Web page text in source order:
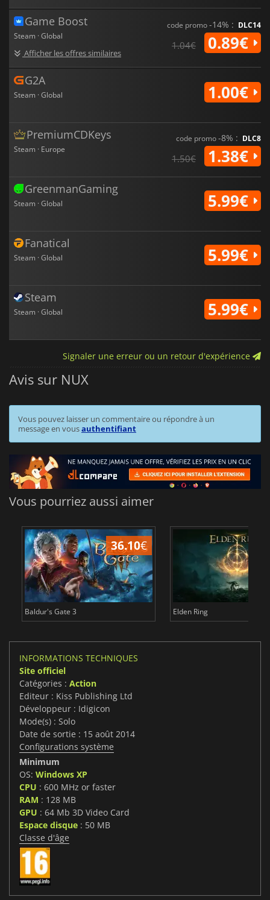
Game Boost
Steam · Global
Afficher les offres similaires
code promo-14% : DLC14
1.04€ 0.89€
G2A
Steam · Global 1.00€
PremiumCDKeys
Steam · Europe
code promo-8% : DLC8
1.50€ 1.38€
GreenmanGaming
Steam · Global 5.99€
Fanatical
Steam · Global 5.99€
Steam
Steam · Global 5.99€
Signaler une erreur ou un retour d'expérience
Avis sur NUX
Vous pouvez laisser un commentaire ou répondre à un
message en vousauthentifiant
Vous pourriez aussi aimer
36.10€
Baldur's Gate 3 Elden Ring
INFORMATIONS TECHNIQUES
Site officiel
Catégories : Action
Editeur : Kiss Publishing Ltd
Développeur : Idigicon
Mode(s) : Solo
Date de sortie : 15 août 2014
Configurations système
Minimum
OS: Windows XP
CPU : 600 MHz or faster
RAM : 128 MB
GPU : 64 Mb 3D Video Card
Espace disque : 50 MB
Classe d'âge